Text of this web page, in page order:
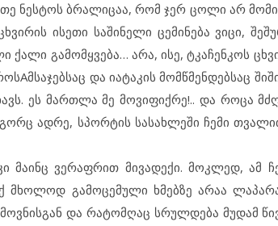
ნესტოს ბრალიცაა, რომ ჯერ ცოლი არ
ისეთი საშინელი ცემინება ვიცი,
გამომყვება… არა, ისე, ტკაჩენკოს
და იატაკის მომწმენდებსაც
ეს მართლა მე მოვიფიქრე!.. და როცა
ადრე, სპორტის სასახლეში ჩემი
მაინც ვერაფრით მივადექი. მოკლედ, ამ
მხოლოდ გამოცემული ხმებზე არაა
და რატომღაც სრულდება მუდამ